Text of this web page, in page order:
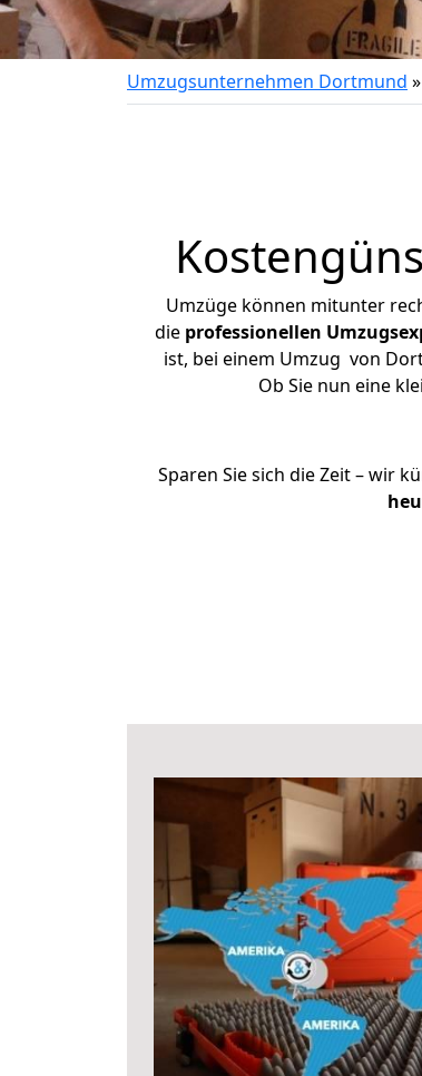
Umzugsunternehmen Dortmund »
Umzüge können mitunter
die professionellen
ist, bei einem Umzug von
Ob Sie nun eine
Sparen Sie sich die Zeit – wir